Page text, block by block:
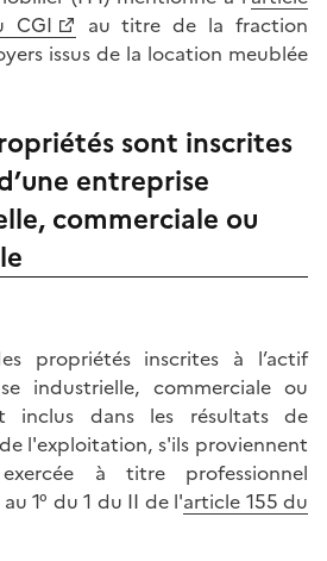
CGI
au titre de la fraction
issus de la location meublée
sont inscrites
entreprise
commerciale ou
propriétés inscrites à l’actif
industrielle, commerciale ou
inclus dans les résultats de
l'exploitation, s'ils proviennent
à titre professionnel
1° du 1 du II de l'article 155 du